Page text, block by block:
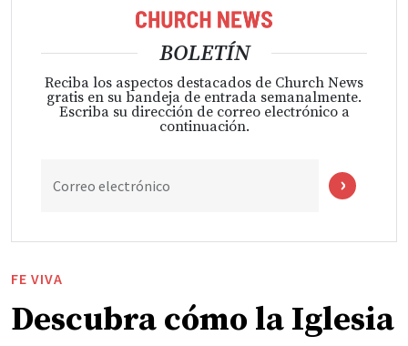
BOLETÍN
Reciba los aspectos destacados de Church News
gratis en su bandeja de entrada semanalmente.
Escriba su dirección de correo electrónico a
continuación.
Correo electrónico
FE VIVA
Descubra cómo la Iglesia